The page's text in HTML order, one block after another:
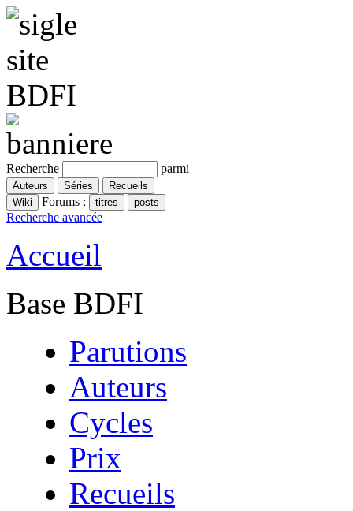
Recherche parmi
Forums :
Recherche avancée
Accueil
Base BDFI
Parutions
Auteurs
Cycles
Prix
Recueils